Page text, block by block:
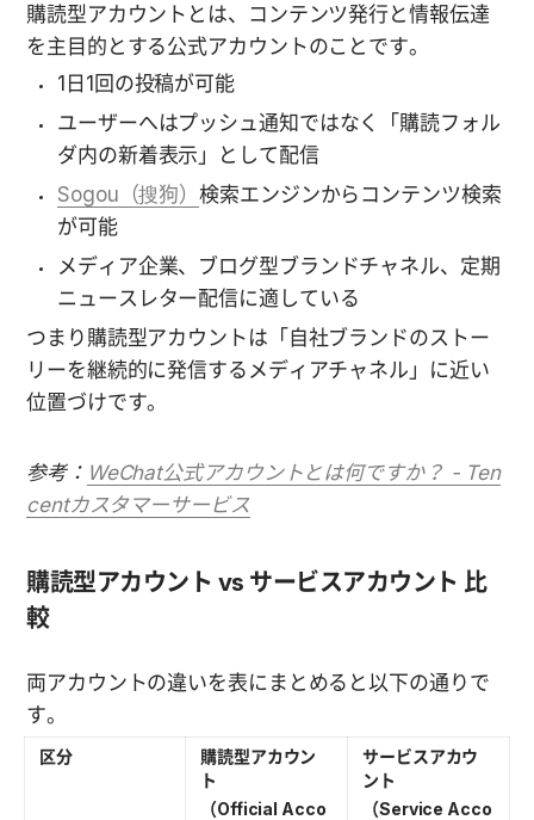
購読型アカウントとは、コンテンツ発行と情報伝達
を主目的とする公式アカウントのことです。
1日1回の投稿が可能
ユーザーへはプッシュ通知ではなく「購読フォル
ダ内の新着表示」として配信
Sogou（搜狗）検索エンジンからコンテンツ検索
が可能
メディア企業、ブログ型ブランドチャネル、定期
ニュースレター配信に適している
つまり購読型アカウントは「自社ブランドのストー
リーを継続的に発信するメディアチャネル」に近い
位置づけです。
参考： WeChat公式アカウントとは何ですか？ - Ten
centカスタマーサービス
購読型アカウント vs サービスアカウント 比
較
両アカウントの違いを表にまとめると以下の通りで
す。
区分
購読型アカウン
ト
（Official Acco
サービスアカウ
ント
（Service Acco